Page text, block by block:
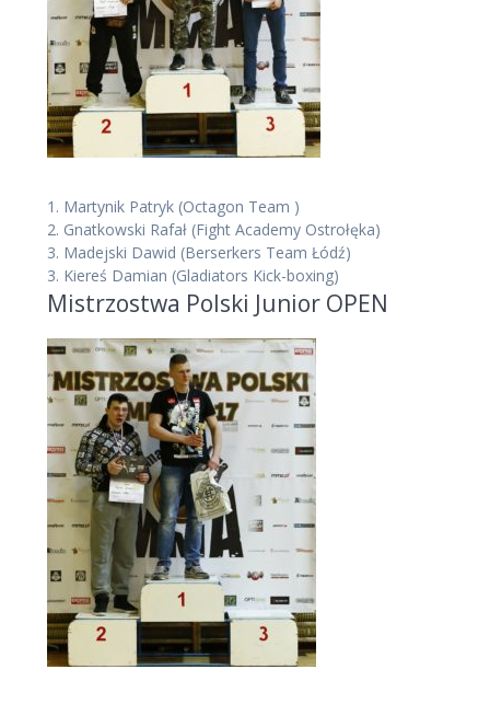
1. Martynik Patryk (Octagon Team )
2. Gnatkowski Rafał (Fight Academy Ostrołęka)
3. Madejski Dawid (Berserkers Team Łódź)
3. Kiereś Damian (Gladiators Kick-boxing)
Mistrzostwa Polski Junior OPEN